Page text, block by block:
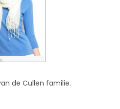
de Cullen familie.